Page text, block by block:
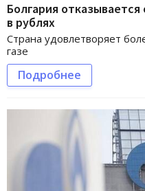
Болгария
в рублях
Страна удовлетворяет
газе
Подробнее